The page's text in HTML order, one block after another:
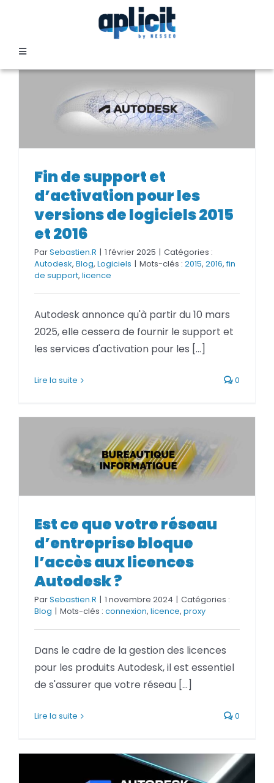
Toggle
Navigation
TEMOIGNAGES
SOCIETE
Fin de support et d’activation
pour les versions de logiciels
2015 et 2016
Fin de support et
d’activation pour les
versions de logiciels 2015
et 2016
ParSebastien.R | 1 février 2025 | Catégories :
Autodesk, Blog, Logiciels | Mots-clés : 2015, 2016,fin
de support, licence
Autodesk annonce qu'à partir du 10 mars
2025, elle cessera de fournir le support et
les services d'activation pour les [...]
Lire la suite 0
Est ce que votre réseau
d’entreprise bloque l’accès aux
licences Autodesk ?
Est ce que votre réseau
d’entreprise bloque
l’accès aux licences
Autodesk ?
ParSebastien.R | 1 novembre 2024 | Catégories :
Blog | Mots-clés : connexion, licence, proxy
Dans le cadre de la gestion des licences
pour les produits Autodesk, il est essentiel
de s'assurer que votre réseau [...]
Lire la suite 0